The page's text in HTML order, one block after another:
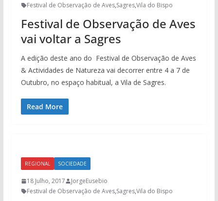
Festival de Observação de Aves,Sagres,Vila do Bispo
Festival de Observação de Aves
vai voltar a Sagres
A edição deste ano do Festival de Observação de Aves
& Actividades de Natureza vai decorrer entre 4 a 7 de
Outubro, no espaço habitual, a Vila de Sagres.
Read More
REGIONAL SOCIEDADE
18 Julho, 2017
JorgeEusebio
Festival de Observação de Aves,Sagres,Vila do Bispo